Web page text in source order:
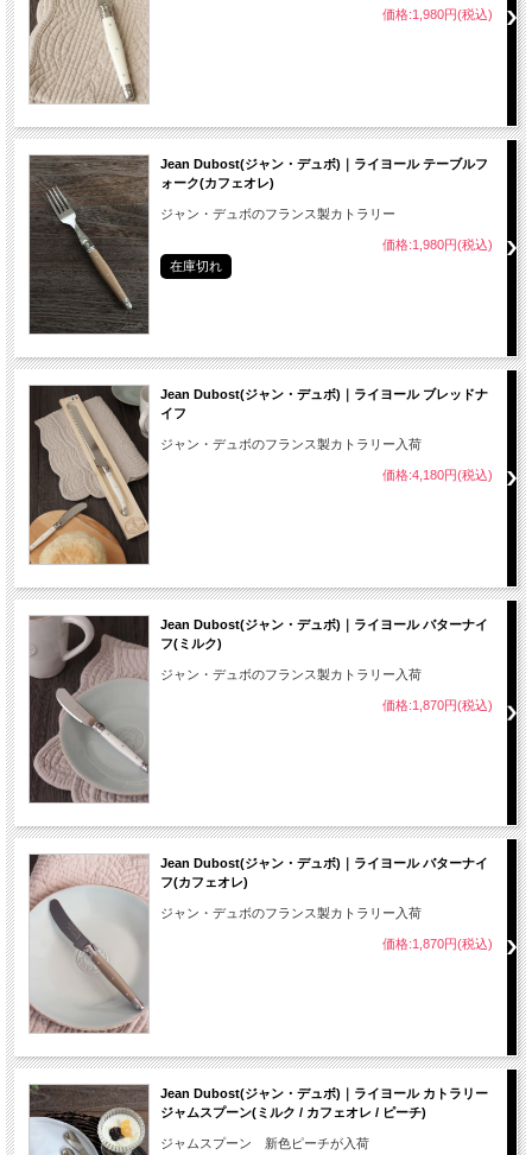
価格:1,980円(税込)
Jean Dubost(ジャン・デュボ)｜ライヨール テーブルフ
ォーク(カフェオレ)
ジャン・デュボのフランス製カトラリー
価格:1,980円(税込)
在庫切れ
Jean Dubost(ジャン・デュボ)｜ライヨール ブレッドナ
イフ
ジャン・デュボのフランス製カトラリー入荷
価格:4,180円(税込)
Jean Dubost(ジャン・デュボ)｜ライヨール バターナイ
フ(ミルク)
ジャン・デュボのフランス製カトラリー入荷
価格:1,870円(税込)
Jean Dubost(ジャン・デュボ)｜ライヨール バターナイ
フ(カフェオレ)
ジャン・デュボのフランス製カトラリー入荷
価格:1,870円(税込)
Jean Dubost(ジャン・デュボ)｜ライヨール カトラリー
ジャムスプーン(ミルク / カフェオレ / ピーチ)
ジャムスプーン 新色ピーチが入荷